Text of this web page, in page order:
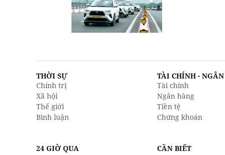
THỜI SỰ
Chính trị
Xã hội
Thế giới
Bình luận
TÀI CHÍNH -
Tài chính
Ngân hàng
Tiền tệ
Chứng khoán
24 GIỜ QUA
CẦN BIẾT